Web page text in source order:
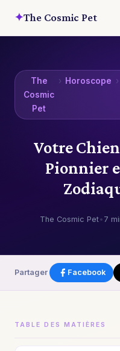
✦The Cosmic Pet
The
Cosmic
Pet
› Horoscope ›
Votre
Pionnier
The Cosmic Pet• 7
Partager Facebook
TABLE DES MATIÈRES